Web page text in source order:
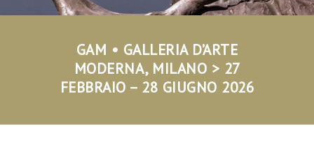
GAM • GALLERIA D’ARTE
MODERNA, MILANO > 27
FEBBRAIO – 28 GIUGNO 2026